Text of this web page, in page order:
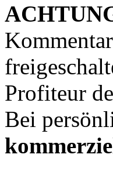
Profiteur
Bei